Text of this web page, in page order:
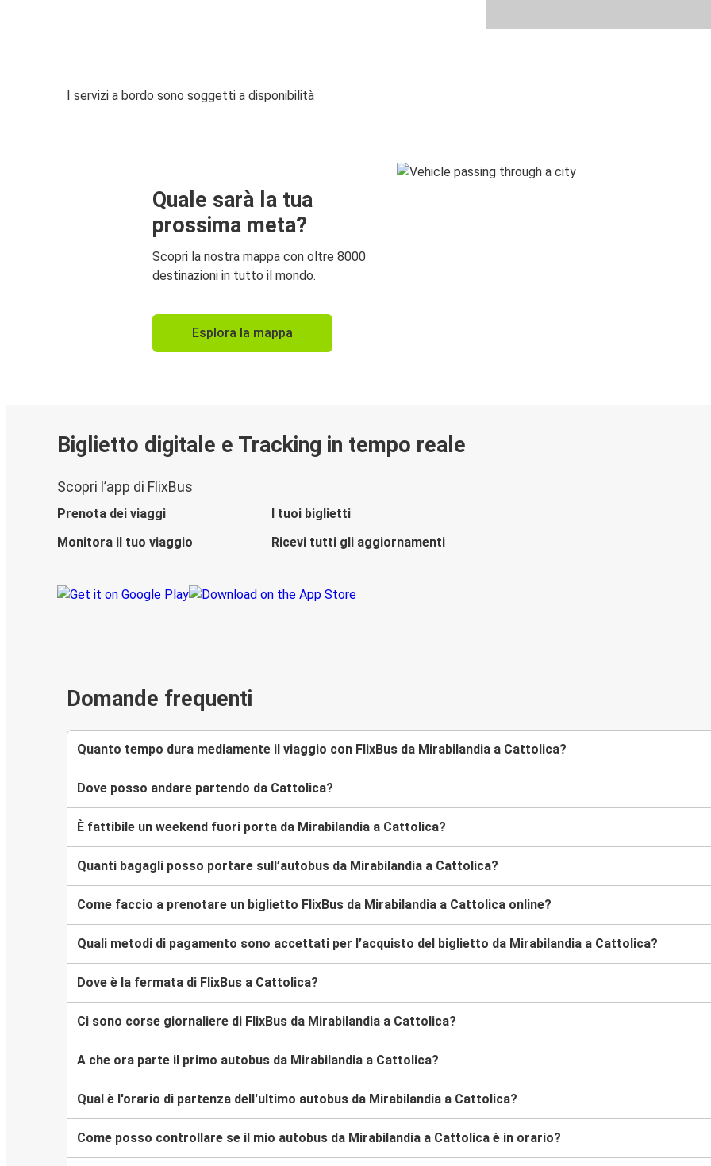
I servizi a bordo sono soggetti a disponibilità
Quale sarà la tua
prossima meta?
Scopri la nostra mappa con oltre 8000
destinazioni in tutto il mondo.
Esplora la mappa
Biglietto digitale e Tracking in tempo reale
Scopri l’app di FlixBus
Prenota dei viaggi
I tuoi biglietti
Monitora il tuo viaggio
Ricevi tutti gli aggiornamenti
Domande frequenti
Quanto tempo dura mediamente il viaggio con FlixBus da Mirabilandia a Cattolica?
Dove posso andare partendo da Cattolica?
È fattibile un weekend fuori porta da Mirabilandia a Cattolica?
Quanti bagagli posso portare sull’autobus da Mirabilandia a Cattolica?
Come faccio a prenotare un biglietto FlixBus da Mirabilandia a Cattolica online?
Quali metodi di pagamento sono accettati per l’acquisto del biglietto da Mirabilandia a Cattolica?
Dove è la fermata di FlixBus a Cattolica?
Ci sono corse giornaliere di FlixBus da Mirabilandia a Cattolica?
A che ora parte il primo autobus da Mirabilandia a Cattolica?
Qual è l'orario di partenza dell'ultimo autobus da Mirabilandia a Cattolica?
Come posso controllare se il mio autobus da Mirabilandia a Cattolica è in orario?